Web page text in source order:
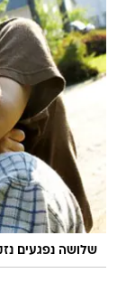
שלושה נפגעים